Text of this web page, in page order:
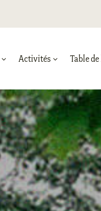
Activités Table